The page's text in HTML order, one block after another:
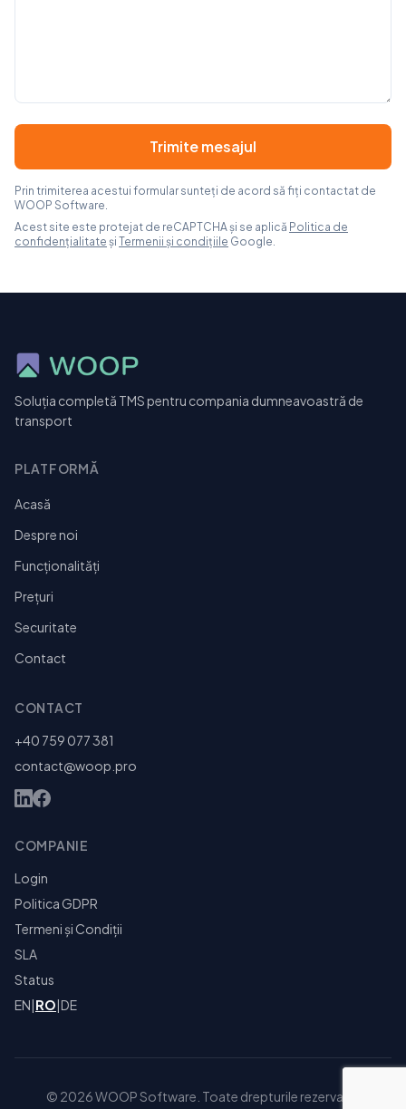
Trimite mesajul
Prin trimiterea acestui formular sunteți de acord să fiți contactat de
WOOP Software.
Acest site este protejat de reCAPTCHA și se aplică Politica de
confidențialitate și Termenii și condițiile Google.
Soluția completă TMS pentru compania dumneavoastră de
transport
PLATFORMĂ
Acasă
Despre noi
Funcționalități
Prețuri
Securitate
Contact
CONTACT
+40 759 077 381
contact@woop.pro
COMPANIE
Login
Politica GDPR
Termeni și Condiții
SLA
Status
EN|RO|DE
© 2026 WOOP Software. Toate drepturile rezervate.